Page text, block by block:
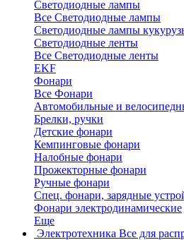
Светодиодные лампы
Все Светодиодные лампы
Светодиодные лампы
Светодиодные ленты
Все Светодиодные ленты
EKF
Фонари
Все Фонари
Автомобильные и
Брелки, ручки
Детские фонари
Кемпинговые фонари
Налобные фонари
Прожекторные фонари
Ручные фонари
Спец. фонари, зарядные
Фонари электродинамические
Еще
Электротехника Все для